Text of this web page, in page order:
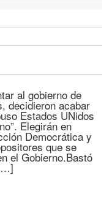
al gobierno de
decidieron acabar
Estados UNidos
Elegirán en
Democrática y
que se
el Gobierno.Bastó